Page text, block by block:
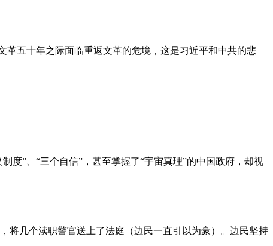
革五十年之际面临重返文革的危境，这是习近平和中共的悲
度”、“三个自信”，甚至掌握了“宇宙真理”的中国政府，却视
将几个渎职警官送上了法庭（边民一直引以为豪）。边民坚持